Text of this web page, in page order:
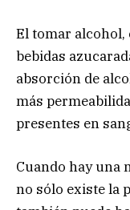
El tomar alcohol,
bebidas
absorción de
más
presentes en
Cuando hay una
no sólo existe la